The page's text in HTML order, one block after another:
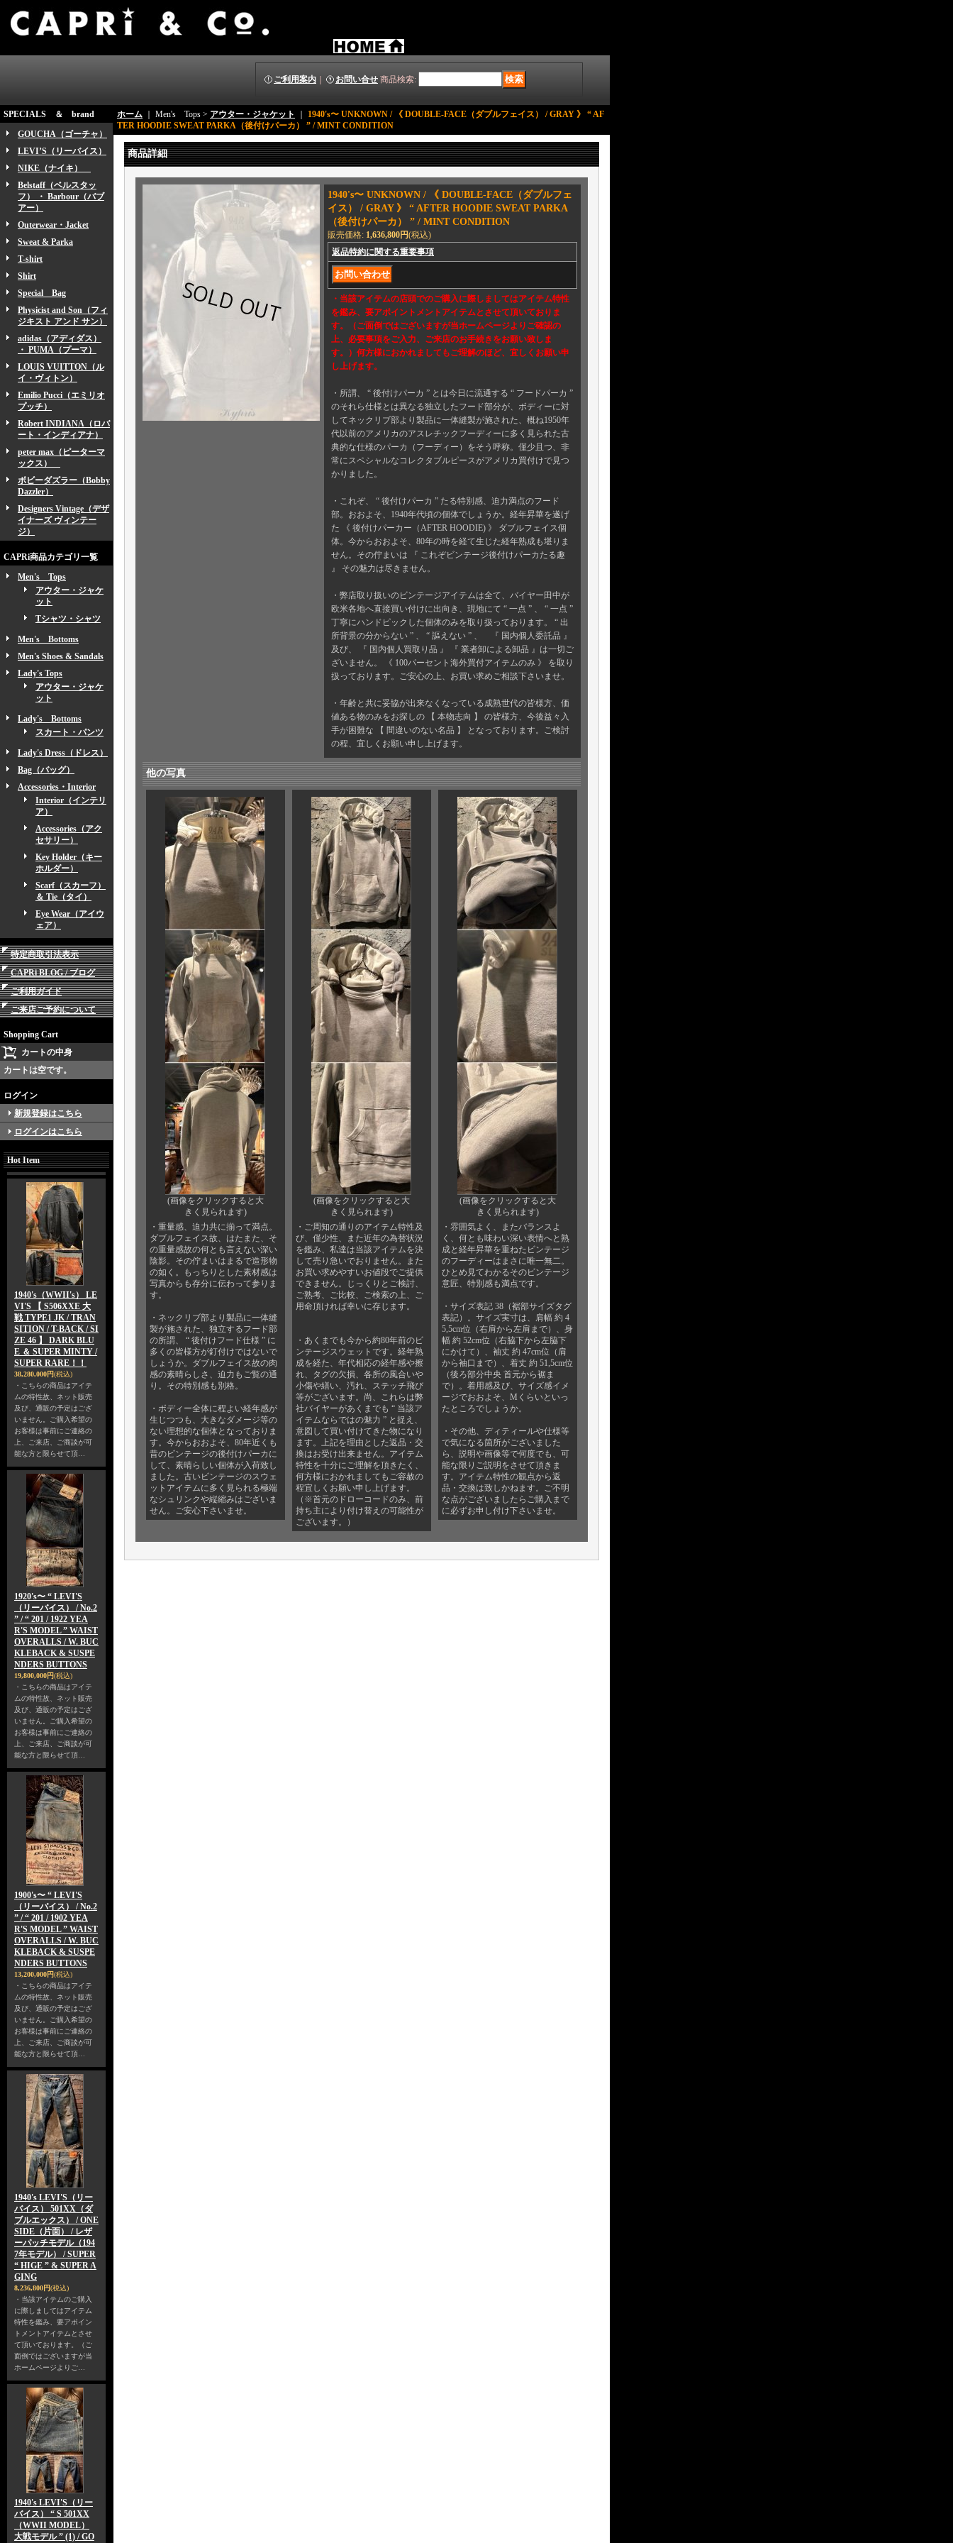
ご利用案内 お問い合せ 商品検索:
SPECIALS ＆ brand
GOUCHA（ゴーチャ）
LEVI’S（リーバイス）
NIKE（ナイキ）
Belstaff（ベルスタッ
フ） ・ Barbour（バブ
アー）
Outerwear・Jacket
Sweat & Parka
T-shirt
Shirt
Special Bag
Physicist and Son（フィ
ジキスト アンド サン）
adidas（アディダス）
・ PUMA（プーマ）
LOUIS VUITTON（ル
イ・ヴィトン）
Emilio Pucci（エミリオ
プッチ）
Robert INDIANA（ロバ
ート・インディアナ）
peter max（ピーターマ
ックス）
ボビーダズラー（Bobby
Dazzler）
Designers Vintage（デザ
イナーズ ヴィンテー
ジ）
CAPRi商品カテゴリ一覧
Men's Tops
アウター・ジャケ
ット
Tシャツ・シャツ
Men's Bottoms
Men's Shoes & Sandals
Lady's Tops
アウター・ジャケ
ット
Lady's Bottoms
スカート・パンツ
Lady's Dress（ドレス）
Bag（バッグ）
Accessories・Interior
Interior（インテリ
ア）
Accessories（アク
セサリー）
Key Holder（キー
ホルダー）
Scarf（スカーフ）
＆ Tie（タイ）
Eye Wear（アイウ
ェア）
特定商取引法表示
CAPRi BLOG / ブログ
ご利用ガイド
ご来店ご予約について
Shopping Cart
カートの中身
カートは空です。
ログイン
新規登録はこちら
ログインはこちら
Hot Item
1940's（WWII's） LE
VI'S 【 S506XXE 大
戦 TYPE1 JK / TRAN
SITION / T-BACK / SI
ZE 46 】 DARK BLU
E ＆ SUPER MINTY /
SUPER RARE！！
38,280,000円(税込)
・こちらの商品はアイテ
ムの特性故、ネット販売
及び、通販の予定はござ
いません。ご購入希望の
お客様は事前にご連絡の
上、ご来店、ご商談が可
能な方と限らせて頂…
1920's〜 “ LEVI'S
（リーバイス） / No.2
” / “ 201 / 1922 YEA
R'S MODEL ” WAIST
OVERALLS / W. BUC
KLEBACK & SUSPE
NDERS BUTTONS
19,800,000円(税込)
・こちらの商品はアイテ
ムの特性故、ネット販売
及び、通販の予定はござ
いません。ご購入希望の
お客様は事前にご連絡の
上、ご来店、ご商談が可
能な方と限らせて頂…
1900's〜 “ LEVI'S
（リーバイス） / No.2
” / “ 201 / 1902 YEA
R'S MODEL ” WAIST
OVERALLS / W. BUC
KLEBACK & SUSPE
NDERS BUTTONS
13,200,000円(税込)
・こちらの商品はアイテ
ムの特性故、ネット販売
及び、通販の予定はござ
いません。ご購入希望の
お客様は事前にご連絡の
上、ご来店、ご商談が可
能な方と限らせて頂…
1940's LEVI'S（リー
バイス） 501XX（ダ
ブルエックス） / ONE
SIDE（片面） / レザ
ーパッチモデル（194
7年モデル） / SUPER
“ HIGE ” & SUPER A
GING
8,236,800円(税込)
・当該アイテムのご購入
に際しましてはアイテム
特性を鑑み、要アポイン
トメントアイテムとさせ
て頂いております。（ご
面倒ではございますが当
ホームページよりご…
1940's LEVI'S（リー
バイス） “ S 501XX
（WWII MODEL）
大戦モデル ” (1) / GO
ホーム ｜ Men's Tops > アウター・ジャケット
1940's〜 UNKNOWN / 《 DOUBLE-FACE（ダブルフェイス） / GRAY 》 “ AF
TER HOODIE SWEAT PARKA（後付けパーカ） ” / MINT CONDITION
商品詳細
1940's〜 UNKNOWN / 《 DOUBLE-FACE（ダブルフェ
イス） / GRAY 》 “ AFTER HOODIE SWEAT PARKA
（後付けパーカ） ” / MINT CONDITION
販売価格: 1,636,800円(税込)
返品特約に関する重要事項
・当該アイテムの店頭でのご購入に際しましてはアイテム特性
を鑑み、要アポイントメントアイテムとさせて頂いておりま
す。（ご面倒ではございますが当ホームページよりご確認の
上、必要事項をご入力、ご来店のお手続きをお願い致しま
す。）何方様におかれましてもご理解のほど、宜しくお願い申
し上げます。
・所謂、 “ 後付けパーカ ” とは今日に流通する “ フードパーカ ”
のそれら仕様とは異なる独立したフード部分が、ボディーに対
してネックリブ部より製品に一体縫製が施された、概ね1950年
代以前のアメリカのアスレチックフーディーに多く見られた古
典的な仕様のパーカ（フーディー）をそう呼称。僅少且つ、非
常にスペシャルなコレクタブルピースがアメリカ買付けで見つ
かりました。
・これぞ、 “ 後付けパーカ ” たる特別感、迫力満点のフード
部。おおよそ、1940年代頃の個体でしょうか。経年昇華を遂げ
た 《 後付けパーカー（AFTER HOODIE) 》 ダブルフェイス個
体。今からおおよそ、80年の時を経て生じた経年熟成も堪りま
せん。その佇まいは 『 これぞビンテージ後付けパーカたる趣
』 その魅力は尽きません。
・弊店取り扱いのビンテージアイテムは全て、バイヤー田中が
欧米各地へ直接買い付けに出向き、現地にて “ 一点 ” 、 “ 一点 ”
丁寧にハンドピックした個体のみを取り扱っております。 “ 出
所背景の分からない ” 、 “ 謳えない ” 、 『 国内個人委託品 』
及び、 『 国内個人買取り品 』 『 業者卸による卸品 』は一切ご
ざいません。 《 100パーセント海外買付アイテムのみ 》 を取り
扱っております。ご安心の上、お買い求めご相談下さいませ。
・年齢と共に妥協が出来なくなっている成熟世代の皆様方、価
値ある物のみをお探しの 【 本物志向 】 の皆様方、今後益々入
手が困難な 【 間違いのない名品 】 となっております。ご検討
の程、宜しくお願い申し上げます。
他の写真
(画像をクリックすると大
きく見られます)
・重量感、迫力共に揃って満点。
ダブルフェイス故、はたまた、そ
の重量感故の何とも言えない深い
陰影。その佇まいはまるで造形物
の如く。もっちりとした素材感は
写真からも存分に伝わって参りま
す。
・ネックリブ部より製品に一体縫
製が施された、独立するフード部
の所謂、 “ 後付けフード仕様 ” に
多くの皆様方が釘付けではないで
しょうか。ダブルフェイス故の肉
感の素晴らしさ、迫力もご覧の通
り。その特別感も別格。
・ボディー全体に程よい経年感が
生じつつも、大きなダメージ等の
ない理想的な個体となっておりま
す。今からおおよそ、80年近くも
昔のビンテージの後付けパーカに
して、素晴らしい個体が入荷致し
ました。古いビンテージのスウェ
ットアイテムに多く見られる極端
なシュリンクや縦縮みはございま
せん。ご安心下さいませ。
(画像をクリックすると大
きく見られます)
・ご周知の通りのアイテム特性及
び、僅少性、また近年の為替状況
を鑑み、私達は当該アイテムを決
して売り急いでおりません。また
お買い求めやすいお値段でご提供
できません。じっくりとご検討、
ご熟考、ご比較、ご検索の上、ご
用命頂ければ幸いに存じます。
・あくまでも今から約80年前のビ
ンテージスウェットです。経年熟
成を経た、年代相応の経年感や擦
れ、タグの欠損、各所の風合いや
小傷や繕い、汚れ、ステッチ飛び
等がございます。尚、これらは弊
社バイヤーがあくまでも “ 当該ア
イテムならではの魅力 ” と捉え、
意図して買い付けてきた物になり
ます。上記を理由とした返品・交
換はお受け出来ません。アイテム
特性を十分にご理解を頂きたく、
何方様におかれましてもご容赦の
程宜しくお願い申し上げます。
（※首元のドローコードのみ、前
持ち主により付け替えの可能性が
ございます。）
(画像をクリックすると大
きく見られます)
・雰囲気よく、またバランスよ
く、何とも味わい深い表情へと熟
成と経年昇華を重ねたビンテージ
のフーディーはまさに唯一無二。
ひとめ見てわかるそのビンテージ
意匠、特別感も満点です。
・サイズ表記 38（裾部サイズタグ
表記）。サイズ実寸は、肩幅 約 4
5,5cm位（右肩から左肩まで）、身
幅 約 52cm位（右脇下から左脇下
にかけて）、袖丈 約 47cm位（肩
から袖口まで）、着丈 約 51,5cm位
（後ろ部分中央 首元から裾ま
で）。着用感及び、サイズ感イメ
ージでおおよそ、Mくらいといっ
たところでしょうか。
・その他、ディティールや仕様等
で気になる箇所がございました
ら、説明や画像等で何度でも、可
能な限りご説明をさせて頂きま
す。アイテム特性の観点から返
品・交換は致しかねます。ご不明
な点がございましたらご購入まで
に必ずお申し付け下さいませ。